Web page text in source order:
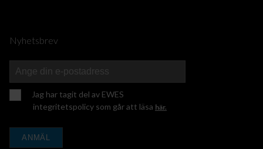
Nyhetsbrev
Jag har tagit del av EWES
integritetspolicy som går att läsa här.
ANMÄL